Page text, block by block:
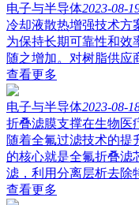
电子与半导体2023-08-
冷却液散热增强技术方
为保持长期可靠性和效
随之增加。对树脂供应
查看更多
电子与半导体2023-08-
折叠滤膜支撑在生物医
随着全氟过滤技术的
的核心就是全氟折叠滤
滤，利用分离层析去除
查看更多